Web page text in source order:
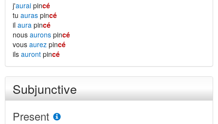
j'aurai pincé
tu auras pincé
il aura pincé
nous aurons pincé
vous aurez pincé
ils auront pincé
Subjunctive
Present